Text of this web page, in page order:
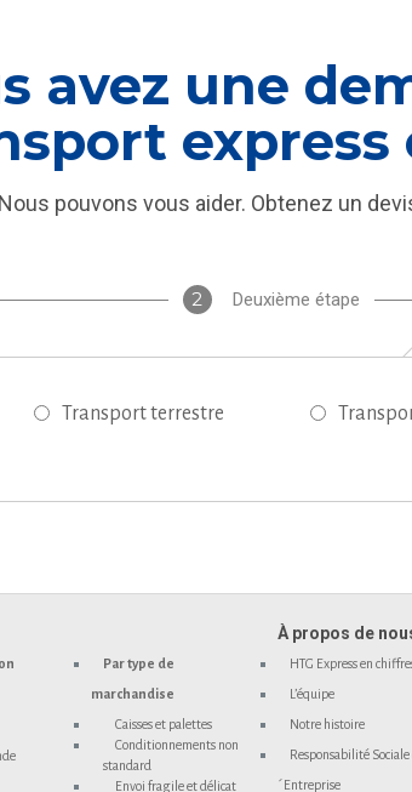
avez une
express
Nous pouvons vous aider. Obtenez un
2 Deuxième étape
Transport terrestre
Par type de
marchandise
Caisses et palettes
Conditionnements non
standard
Envoi fragile et délicat
À propos de
HTG Express en
L’équipe
Notre histoire
Responsabilité Sociale
´Entreprise